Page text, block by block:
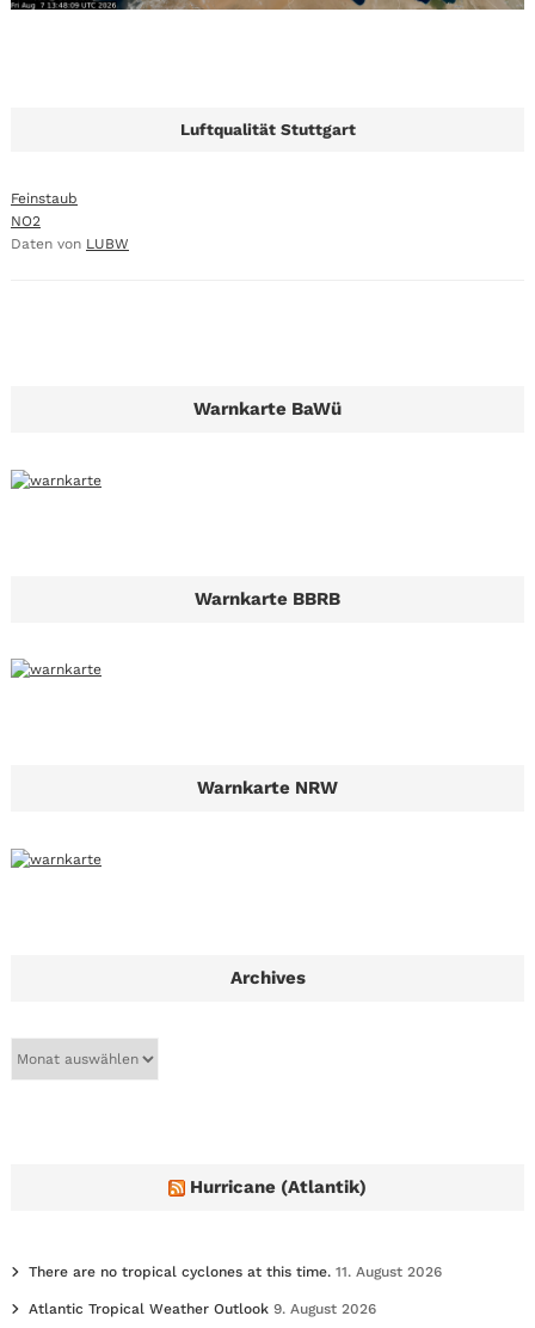
Luftqualität Stuttgart
Feinstaub
NO2
Daten von LUBW
Warnkarte BaWü
Warnkarte BBRB
Warnkarte NRW
Archives
Hurricane (Atlantik)
There are no tropical cyclones at this time. 11. August 2026
Atlantic Tropical Weather Outlook 9. August 2026